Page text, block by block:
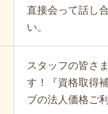
直接会って話し
い。
スタッフの皆さ
す！『資格取得
ブの法人価格ご